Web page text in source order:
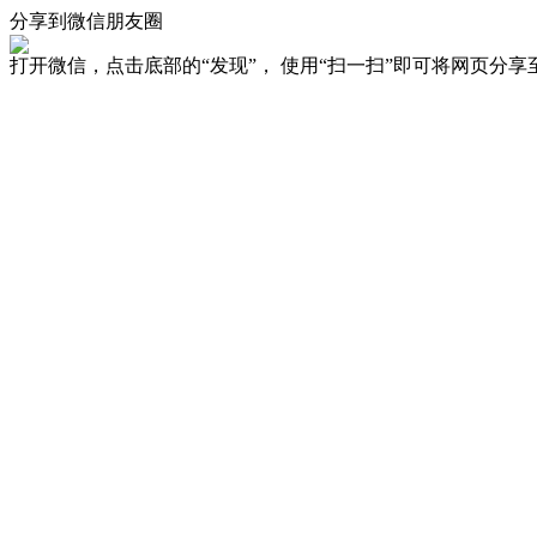
分享到微信朋友圈
打开微信，点击底部的“发现”， 使用“扫一扫”即可将网页分享